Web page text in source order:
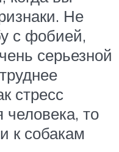
Не
с фобией,
серьезной
стресс
человека, то
к собакам